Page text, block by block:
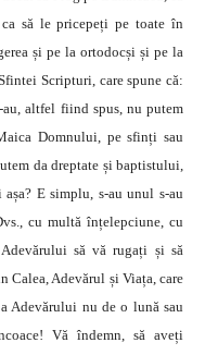
să le pricepeți pe toate în
și pe la ortodocși și pe la
Scripturi, care spune că:
altfel fiind spus, nu putem
Domnului, pe sfinți sau
da dreptate și baptistului,
E simplu, s-au unul s-au
cu multă înțelepciune, cu
să vă rugați și să
Calea, Adevărul și Viața, care
Adevărului nu de o lună sau
Vă îndemn, să aveți